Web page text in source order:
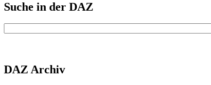
Suche in der DAZ
DAZ Archiv